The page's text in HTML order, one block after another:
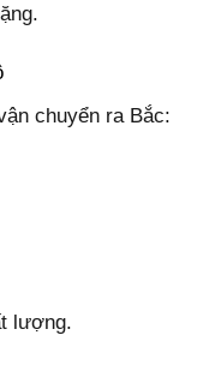
chuyển ra Bắc:
lượng.